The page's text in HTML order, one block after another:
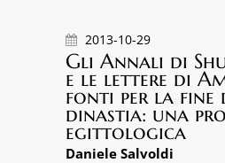
2013-10-29
Gli Annali di
e le lettere di
fonti per la fine
dinastia: una
egittologica
Daniele Salvoldi